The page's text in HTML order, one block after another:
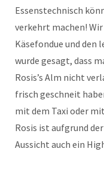
Essenstechnisch
verkehrt machen!
Käsefondue und den
wurde gesagt, dass
Rosis’s Alm nicht
frisch geschneit
mit dem Taxi oder
Rosis ist aufgrund
Aussicht auch ein